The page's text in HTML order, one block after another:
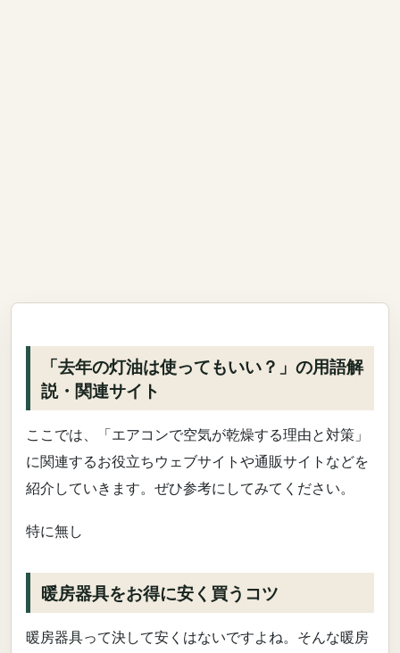
「去年の灯油は使ってもいい？」の用語解
説・関連サイト
ここでは、「エアコンで空気が乾燥する理由と対策」
に関連するお役立ちウェブサイトや通販サイトなどを
紹介していきます。ぜひ参考にしてみてください。
特に無し
暖房器具をお得に安く買うコツ
暖房器具って決して安くはないですよね。そんな暖房